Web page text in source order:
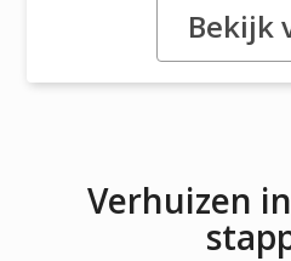
1378
23453
Bekijk
Verhuizen